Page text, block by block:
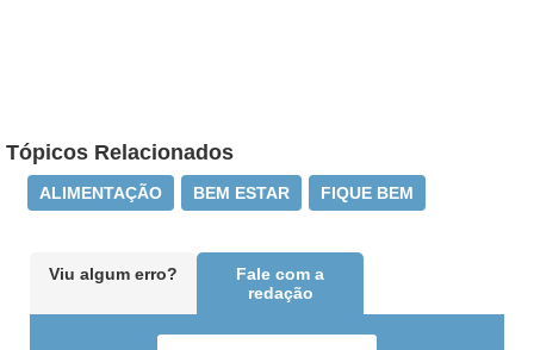
Tópicos Relacionados
ALIMENTAÇÃO BEM ESTAR FIQUE BEM
Viu algum erro?
Fale com a
redação